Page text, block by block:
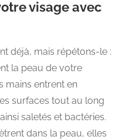
visage avec
déjà, mais répétons-le :
la peau de votre
mains entrent en
surfaces tout au long
saletés et bactéries.
dans la peau, elles